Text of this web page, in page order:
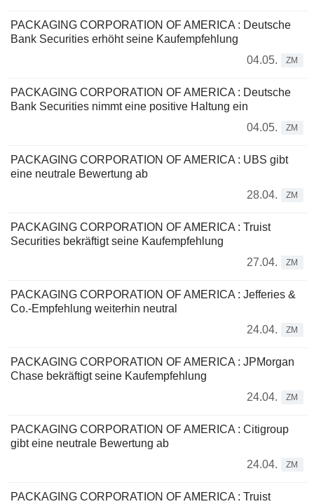
PACKAGING CORPORATION OF AMERICA : Deutsche
Bank Securities erhöht seine Kaufempfehlung
04.05.
ZM
PACKAGING CORPORATION OF AMERICA : Deutsche
Bank Securities nimmt eine positive Haltung ein
04.05.
ZM
PACKAGING CORPORATION OF AMERICA : UBS gibt
eine neutrale Bewertung ab
28.04.
ZM
PACKAGING CORPORATION OF AMERICA : Truist
Securities bekräftigt seine Kaufempfehlung
27.04.
ZM
PACKAGING CORPORATION OF AMERICA : Jefferies &
Co.-Empfehlung weiterhin neutral
24.04.
ZM
PACKAGING CORPORATION OF AMERICA : JPMorgan
Chase bekräftigt seine Kaufempfehlung
24.04.
ZM
PACKAGING CORPORATION OF AMERICA : Citigroup
gibt eine neutrale Bewertung ab
24.04.
ZM
PACKAGING CORPORATION OF AMERICA : Truist